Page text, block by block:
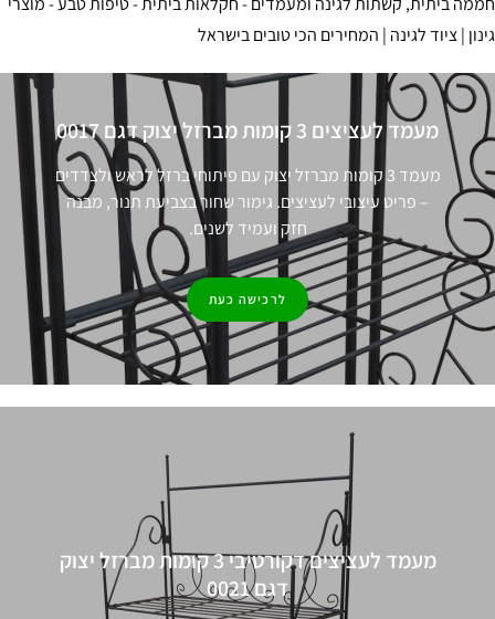
| ציוד לגינה | המחירים הכי טובים בישראל
מעמד לעציצים 3 קומות מברזל יצוק דגם 0017
מעמד 3 קומות מברזל יצוק עם פיתוחי ברזל לראש ולצדדים
– פריט עיצובי לעציצים. גימור שחור בצביעת תנור, מבנה
חזק ועמיד לשנים.
לרכישה כעת
מעמד לעציצים דקורטיבי 3 קומות מברזל יצוק
דגם 0021